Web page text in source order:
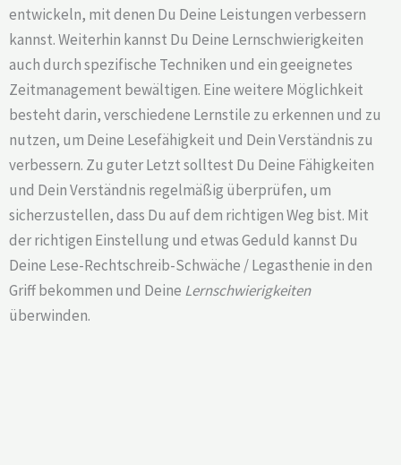
entwickeln, mit denen Du Deine Leistungen verbessern
kannst. Weiterhin kannst Du Deine Lernschwierigkeiten
auch durch spezifische Techniken und ein geeignetes
Zeitmanagement bewältigen. Eine weitere Möglichkeit
besteht darin, verschiedene Lernstile zu erkennen und zu
nutzen, um Deine Lesefähigkeit und Dein Verständnis zu
verbessern. Zu guter Letzt solltest Du Deine Fähigkeiten
und Dein Verständnis regelmäßig überprüfen, um
sicherzustellen, dass Du auf dem richtigen Weg bist. Mit
der richtigen Einstellung und etwas Geduld kannst Du
Deine Lese-Rechtschreib-Schwäche / Legasthenie in den
Griff bekommen und Deine Lernschwierigkeiten
überwinden.